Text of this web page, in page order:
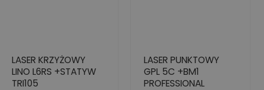
LASER KRZYŻOWY
LINO L6RS +STATYW
TRI105
LASER PUNKTOWY
GPL 5C +BM1
PROFESSIONAL